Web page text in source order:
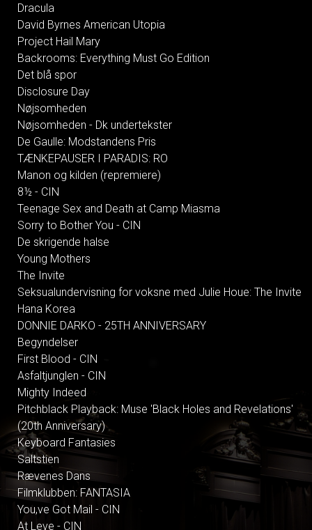
Dracula
David Byrnes American Utopia
Project Hail Mary
Backrooms: Everything Must Go Edition
Det blå spor
Disclosure Day
Nøjsomheden
Nøjsomheden - Dk undertekster
De Gaulle: Modstandens Pris
TÆNKEPAUSER I PARADIS: RO
Manon og kilden (repremiere)
8½ - CIN
Teenage Sex and Death at Camp Miasma
Sorry to Bother You - CIN
De skrigende halse
Young Mothers
The Invite
Seksualundervisning for voksne med Julie Houe: The Invite
Hana Korea
DONNIE DARKO - 25TH ANNIVERSARY
Begyndelser
First Blood - CIN
Asfaltjunglen - CIN
Mighty Indeed
Pitchblack Playback: Muse 'Black Holes and Revelations'
(20th Anniversary)
Keyboard Fantasies
Saltstien
Rævenes Dans
Filmklubben: FANTASIA
You,ve Got Mail - CIN
At Leve - CIN